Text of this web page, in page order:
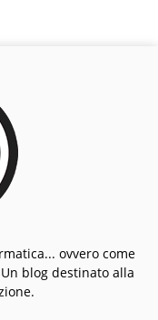
ovvero come
blog destinato alla